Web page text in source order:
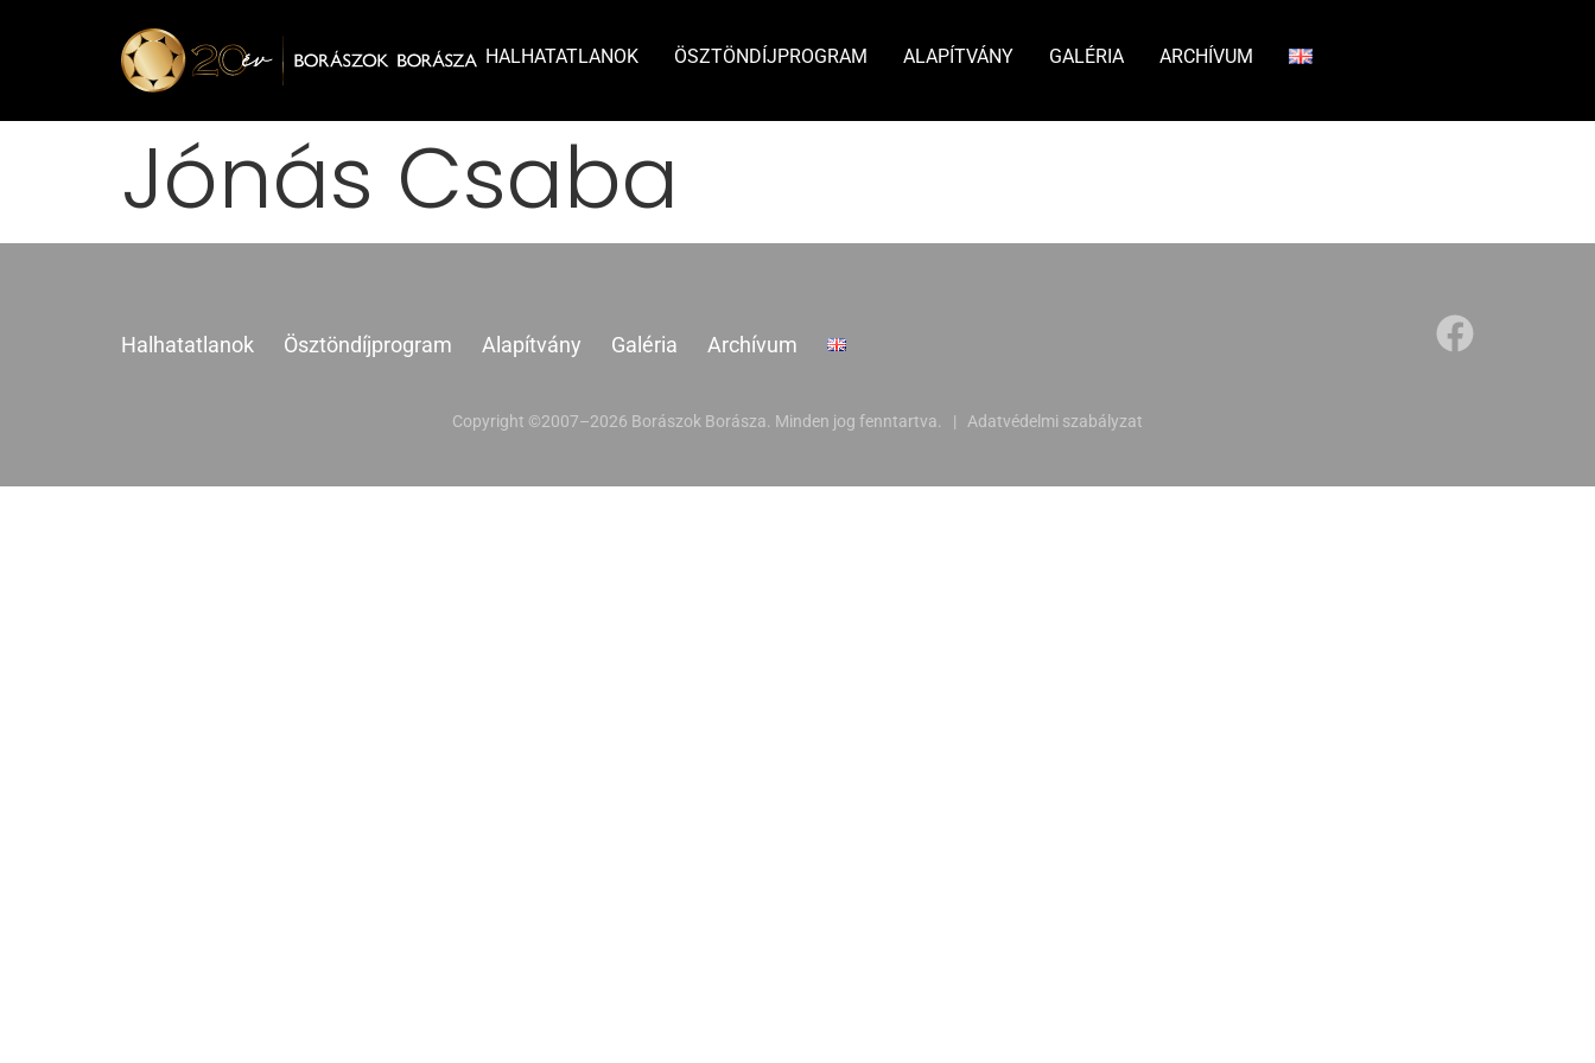
HALHATATLANOK ÖSZTÖNDÍJPROGRAM ALAPÍTVÁNY GALÉRIA ARCHÍVUM
Jónás Csaba
Halhatatlanok Ösztöndíjprogram Alapítvány Galéria Archívum
Copyright ©2007–2026 Borászok Borásza. Minden jog fenntartva. | Adatvédelmi szabályzat